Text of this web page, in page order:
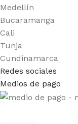
Medellín
Bucaramanga
Cali
Tunja
Cundinamarca
Redes sociales
Medios de pago